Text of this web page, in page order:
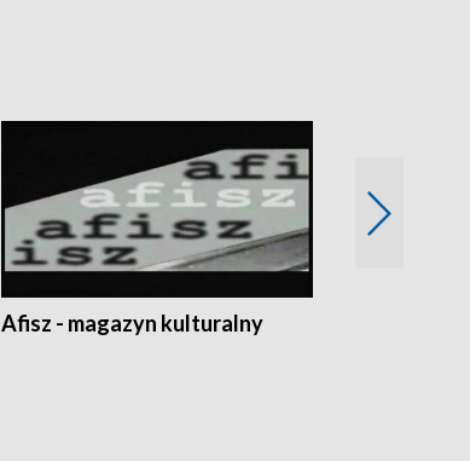
Afisz - magazyn kulturalny